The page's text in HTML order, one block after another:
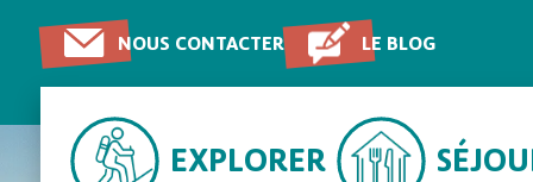
NOUS CONTACTER LE BLOG
EXPLORER